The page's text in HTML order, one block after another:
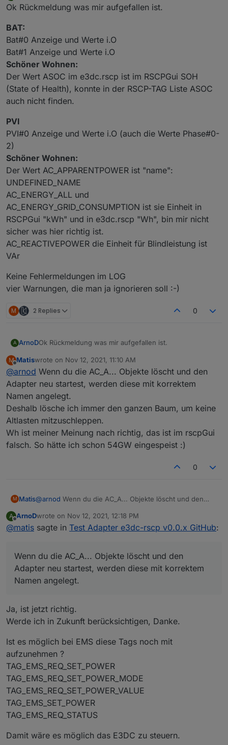
Offline
Ok Rückmeldung was mir aufgefallen ist.
BAT:
Bat#0 Anzeige und Werte i.O
Bat#1 Anzeige und Werte i.O
Schöner Wohnen:
Der Wert ASOC im e3dc.rscp ist im RSCPGui SOH
(State of Health), konnte in der RSCP-TAG Liste ASOC
auch nicht finden.
PVI
PVI#0 Anzeige und Werte i.O (auch die Werte Phase#0-
2)
Schöner Wohnen:
Der Wert AC_APPARENTPOWER ist "name":
UNDEFINED_NAME
AC_ENERGY_ALL und
AC_ENERGY_GRID_CONSUMPTION ist sie Einheit in
RSCPGui "kWh" und in e3dc.rscp "Wh", bin mir nicht
sicher was hier richtig ist.
AC_REACTIVEPOWER die Einheit für Blindleistung ist
VAr
Keine Fehlermeldungen im LOG
vier Warnungen, die man ja ignorieren soll :-)
M 2 Replies 0
A ArnoDOk Rückmeldung was mir aufgefallen ist.
BAT:
Bat#0 Anzeige und Werte i.O
Bat#1 Anzeige und Werte i.O
Schöner Wohnen:
Der Wert ASOC im e3dc.rscp ist im RSCPGui SOH (State
of Health), konnte in der RSCP-TAG Liste ASOC auch
nicht finden.
PVI
PVI#0 Anzeige und Werte i.O (auch die Werte Phase#0-
2)
Schöner Wohnen:
Der Wert AC_APPARENTPOWER ist "name":
UNDEFINED_NAME
AC_ENERGY_ALL und
AC_ENERGY_GRID_CONSUMPTION ist sie Einheit in
Keine Fehlermeldungen im LOG
vier Warnungen, die man ja ignorieren soll :-)
M
Offline
Matiswrote on Nov 12, 2021, 11:10 AM
last edited by
@arnod Wenn du die AC_A... Objekte löscht und den
Adapter neu startest, werden diese mit korrektem
Namen angelegt.
Deshalb lösche ich immer den ganzen Baum, um keine
Altlasten mitzuschleppen.
Wh ist meiner Meinung nach richtig, das ist im rscpGui
falsch. So hätte ich schon 54GW eingespeist :)
0
M Matis@arnod Wenn du die AC_A... Objekte löscht und den
Namen angelegt.
Deshalb lösche ich immer den ganzen Baum, um keine
falsch. So hätte ich schon 54GW eingespeist :)
A
Offline
ArnoDwrote on Nov 12, 2021, 12:18 PM
last edited by
@matis sagte in Test Adapter e3dc-rscp v0.0.x GitHub:
Wenn du die AC_A... Objekte löscht und den
Adapter neu startest, werden diese mit korrektem
Namen angelegt.
Ja, ist jetzt richtig.
Werde ich in Zukunft berücksichtigen, Danke.
Ist es möglich bei EMS diese Tags noch mit
aufzunehmen ?
TAG_EMS_REQ_SET_POWER
TAG_EMS_REQ_SET_POWER_MODE
TAG_EMS_REQ_SET_POWER_VALUE
TAG_EMS_SET_POWER
TAG_EMS_REQ_STATUS
Damit wäre es möglich das E3DC zu steuern.